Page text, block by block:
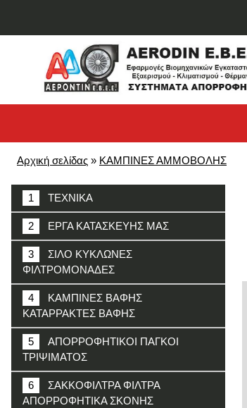
Αρχική σελίδας » ΚΑΜΠΙΝΕΣ ΑΜΜΟΒΟΛΗΣ
1 ΤΕΧΝΙΚΑ
2 ΕΡΓΑ ΚΑΤΑΣΚΕΥΗΣ ΜΑΣ
3
ΣΙΛΟ ΚΥΚΛΩΝΕΣ
ΦΙΛΤΡΟΜΟΝΑΔΕΣ
4
ΚΑΜΠΙΝΕΣ ΒΑΦΗΣ
ΚΑΤΑΡΡΑΚΤΕΣ ΒΑΦΗΣ
5
ΑΠΟΡΡΟΦΗΤΙΚΟΙ ΠΑΓΚΟΙ
ΤΡΙΨΙΜΑΤΟΣ
6
ΣΑΚΚΟΦΙΛΤΡΑ ΦΙΛΤΡΑ
ΑΠΟΡΡΟΦΗΤΙΚΑ ΣΚΟΝΗΣ